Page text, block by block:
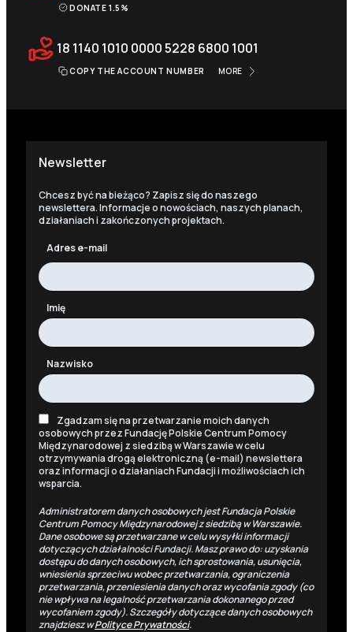
DONATE 1.5%
18 1140 1010 0000 5228 6800 1001
COPY THE ACCOUNT NUMBER MORE
Newsletter
Chcesz być na bieżąco? Zapisz się do naszego
newslettera. Informacje o nowościach, naszych planach,
działaniach i zakończonych projektach.
Adres e-mail
Imię
Nazwisko
Zgadzam się na przetwarzanie moich danych
osobowych przez Fundację Polskie Centrum Pomocy
Międzynarodowej z siedzibą w Warszawie w celu
otrzymywania drogą elektroniczną (e-mail) newslettera
oraz informacji o działaniach Fundacji i możliwościach ich
wsparcia.
Administratorem danych osobowych jest Fundacja Polskie
Centrum Pomocy Międzynarodowej z siedzibą w Warszawie.
Dane osobowe są przetwarzane w celu wysyłki informacji
dotyczących działalności Fundacji. Masz prawo do: uzyskania
dostępu do danych osobowych, ich sprostowania, usunięcia,
wniesienia sprzeciwu wobec przetwarzania, ograniczenia
przetwarzania, przeniesienia danych oraz wycofania zgody (co
nie wpływa na legalność przetwarzania dokonanego przed
wycofaniem zgody). Szczegóły dotyczące danych osobowych
znajdziesz wPolityce Prywatności.